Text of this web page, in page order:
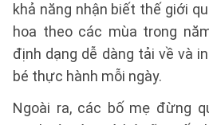
khả năng nhận biết thế giới
hoa theo các mùa trong
định dạng dễ dàng tải về và
bé thực hành mỗi ngày.
Ngoài ra, các bố mẹ đừng